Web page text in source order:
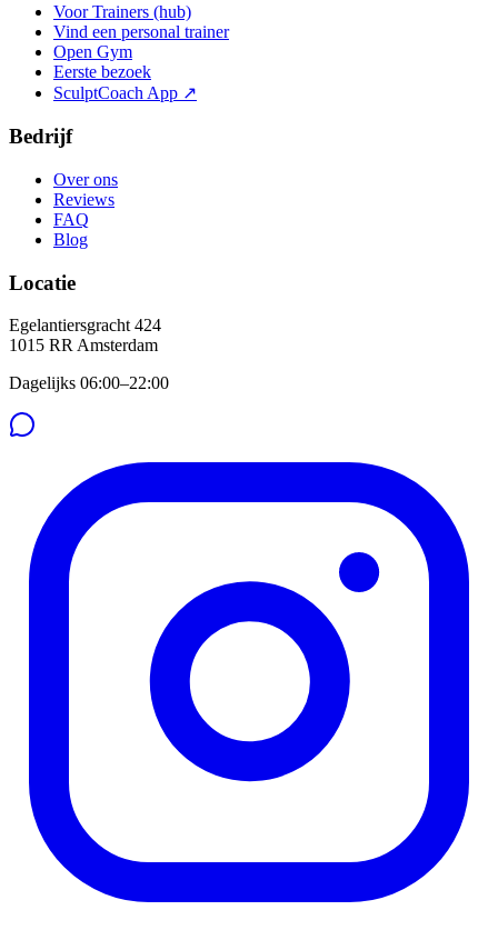
Voor Trainers (hub)
Vind een personal trainer
Open Gym
Eerste bezoek
SculptCoach App ↗
Bedrijf
Over ons
Reviews
FAQ
Blog
Locatie
Egelantiersgracht 424
1015 RR Amsterdam
Dagelijks 06:00–22:00